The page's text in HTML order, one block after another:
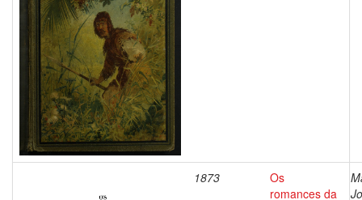
1873
Os
romances da